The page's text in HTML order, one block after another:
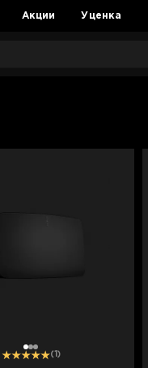
Акции Уценка
12 3 (1)